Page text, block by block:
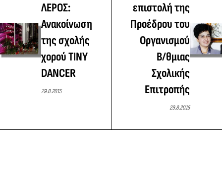
ΛΕΡΟΣ:
Ανακοίνωση
της σχολής
χορού TINY
DANCER
29.8.2015
επιστολή της
Προέδρου του
Οργανισμού
Β/θμιας
Σχολικής
Επιτροπής
29.8.2015